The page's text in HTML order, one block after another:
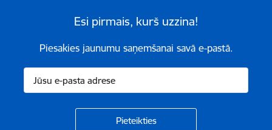
Esi pirmais, kurš uzzina!
Piesakies jaunumu saņemšanai savā e-pastā.